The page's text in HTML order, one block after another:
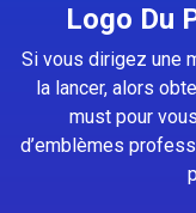
Logo Du
Si vous dirigez une
la lancer, alors
must pour
d’emblèmes